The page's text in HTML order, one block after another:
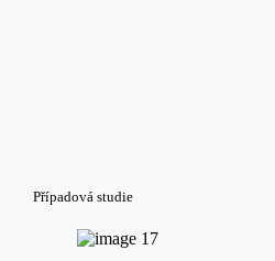
Případová studie